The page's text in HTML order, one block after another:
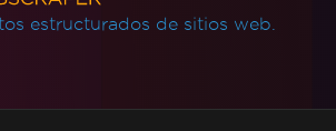
estructurados de sitios web.